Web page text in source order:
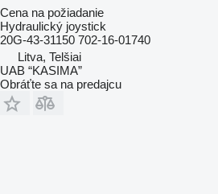
Cena na požiadanie
Hydraulický joystick
20G-43-31150 702-16-01740
Litva, Telšiai
UAB “KASIMA”
Obráťte sa na predajcu